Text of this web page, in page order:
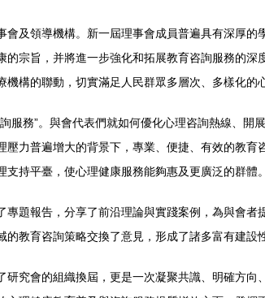
會及領導機構。新一屆理事會成員普遍具有深厚
宗旨，并將進一步強化和拓展教育咨詢服務的
構的聯動，切實滿足人民群眾多層次、多樣化的
服務”。與會代表們就如何優化心理咨詢熱線、
力普遍增大的背景下，專業、便捷、有效的教
持平臺，使心理健康服務能夠惠及更廣泛的群體。
專題報告，分享了前沿理論與實踐案例，為與會
教育咨詢策略交換了意見，形成了諸多富有建設
研究會的組織換屆，更是一次凝聚共識、明確方